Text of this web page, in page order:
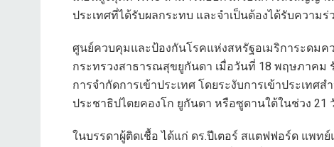
ประเทศที่ได้รับผลกระทบ และจำเป็นต้องได้รับความ
ศูนย์ควบคุมและป้องกันโรคแห่งสหรัฐอเมริการะดม
กระทรวงสาธารณสุขยูกันดา เมื่อวันที่ 18 พฤษภาคม
การจำกัดการเข้าประเทศ โดยระงับการเข้าประเท
ประชาธิปไตยคองโก ยูกันดา หรือซูดานใต้ในช่วง 21
ในบรรดาผู้ติดเชื้อ ได้แก่ ดร.ปีเตอร์ สแตฟฟอร์ด แพท